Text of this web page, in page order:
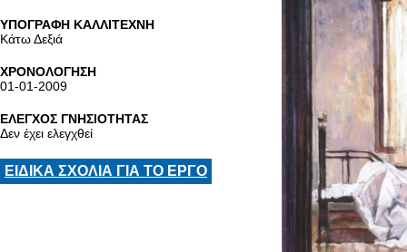
ΥΠΟΓΡΑΦΗ ΚΑΛΛΙΤΕΧΝΗ
Κάτω Δεξιά
ΧΡΟΝΟΛΟΓΗΣΗ
01-01-2009
ΕΛΕΓΧΟΣ ΓΝΗΣΙΟΤΗΤΑΣ
Δεν έχει ελεγχθεί
ΕΙΔΙΚΑ ΣΧΟΛΙΑ ΓΙΑ ΤΟ ΕΡΓΟ